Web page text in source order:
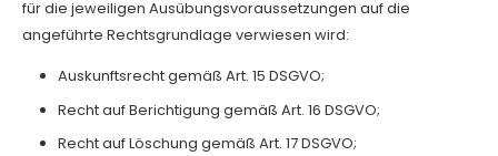
für die jeweiligen Ausübungsvoraussetzungen auf die
angeführte Rechtsgrundlage verwiesen wird:
Auskunftsrecht gemäß Art. 15 DSGVO;
Recht auf Berichtigung gemäß Art. 16 DSGVO;
Recht auf Löschung gemäß Art. 17 DSGVO;